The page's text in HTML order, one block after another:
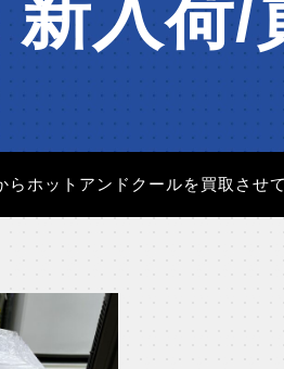
新入荷/
らホットアンドクールを買取させ